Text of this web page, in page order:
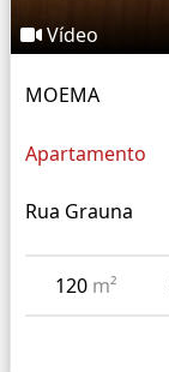
Vídeo
MOEMA
Apartamento
Rua Grauna
120 m²